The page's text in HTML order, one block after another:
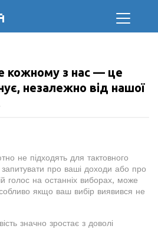
кожному з нас — це
незалежно від нашої
не підходять для тактовного
про ваші доходи або про
голос на останніх виборах, може
якщо ваш вибір виявився не
значно зростає з доволі